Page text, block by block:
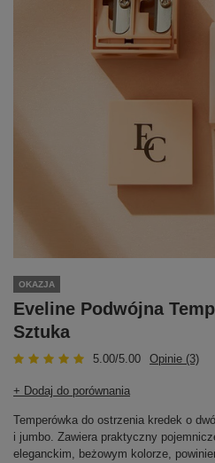
OKAZJA
Eveline Podwójna
Sztuka
5.00/5.00 Opinie (3)
+ Dodaj do porównania
Temperówka do ostrzenia kredek o
i jumbo. Zawiera praktyczny
eleganckim, beżowym kolorze,